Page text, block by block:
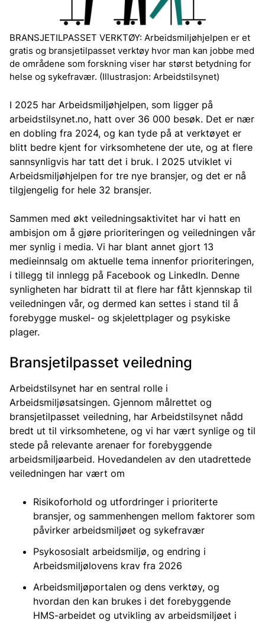
BRANSJETILPASSET VERKTØY: Arbeidsmiljøhjelpen er et
gratis og bransjetilpasset verktøy hvor man kan jobbe med
de områdene som forskning viser har størst betydning for
helse og sykefravær. (Illustrasjon: Arbeidstilsynet)
I 2025 har Arbeidsmiljøhjelpen, som ligger på
arbeidstilsynet.no, hatt over 36 000 besøk. Det er nær
en dobling fra 2024, og kan tyde på at verktøyet er
blitt bedre kjent for virksomhetene der ute, og at flere
sannsynligvis har tatt det i bruk. I 2025 utviklet vi
Arbeidsmiljøhjelpen for tre nye bransjer, og det er nå
tilgjengelig for hele 32 bransjer.
Sammen med økt veiledningsaktivitet har vi hatt en
ambisjon om å gjøre prioriteringen og veiledningen vår
mer synlig i media. Vi har blant annet gjort 13
medieinnsalg om aktuelle tema innenfor prioriteringen,
i tillegg til innlegg på Facebook og LinkedIn. Denne
synligheten har bidratt til at flere har fått kjennskap til
veiledningen vår, og dermed kan settes i stand til å
forebygge muskel- og skjelettplager og psykiske
plager.
Bransjetilpasset veiledning
Arbeidstilsynet har en sentral rolle i
Arbeidsmiljøsatsingen. Gjennom målrettet og
bransjetilpasset veiledning, har Arbeidstilsynet nådd
bredt ut til virksomhetene, og vi har vært synlige og til
stede på relevante arenaer for forebyggende
arbeidsmiljøarbeid. Hovedandelen av den utadrettede
veiledningen har vært om
Risikoforhold og utfordringer i prioriterte
bransjer, og sammenhengen mellom faktorer som
påvirker arbeidsmiljøet og sykefravær
Psykososialt arbeidsmiljø, og endring i
Arbeidsmiljølovens krav fra 2026
Arbeidsmiljøportalen og dens verktøy, og
hvordan den kan brukes i det forebyggende
HMS-arbeidet og utvikling av arbeidsmiljøet i